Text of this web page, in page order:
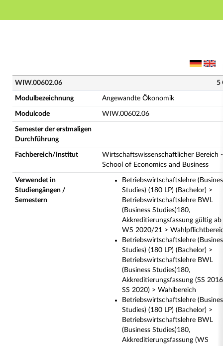
Hauptnavigation
WIW.00602.06 - Angewandte Ökonomik
WIW.00602.06 5
Modulbezeichnung Angewandte Ökonomik
Modulcode WIW.00602.06
Semester der erstmaligen
Durchführung
Fachbereich/Institut
Wirtschaftswissenschaftlicher Bereich -
School of Economics and Business
Verwendet in
Studiengängen /
Semestern
Betriebswirtschaftslehre
Studies) (180 LP) (Bachelor) >
Betriebswirtschaftslehre BWL
(Business Studies)180,
Akkreditierungsfassung gültig ab
WS 2020/21 >
Betriebswirtschaftslehre
Studies) (180 LP) (Bachelor) >
Betriebswirtschaftslehre BWL
(Business Studies)180,
Akkreditierungsfassung (SS
SS 2020) > Wahlbereich
Betriebswirtschaftslehre
Studies) (180 LP) (Bachelor) >
Betriebswirtschaftslehre BWL
(Business Studies)180,
Akkreditierungsfassung (WS